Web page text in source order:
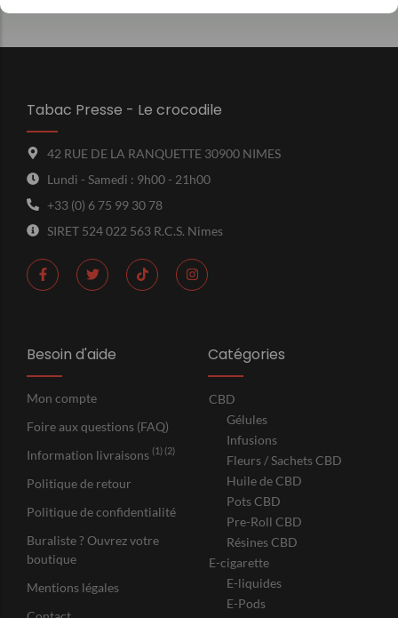
Tabac Presse - Le crocodile
42 RUE DE LA RANQUETTE 30900 NIMES
Lundi - Samedi : 9h00 - 21h00
+33 (0) 6 75 99 30 78
SIRET 524 022 563 R.C.S. Nimes
Besoin d'aide
Mon compte
Foire aux questions (FAQ)
Information livraisons (1) (2)
Politique de retour
Politique de confidentialité
Buraliste ? Ouvrez votre
boutique
Mentions légales
Catégories
CBD
Gélules
Infusions
Fleurs / Sachets CBD
Huile de CBD
Pots CBD
Pre-Roll CBD
Résines CBD
E-cigarette
E-liquides
E-Pods